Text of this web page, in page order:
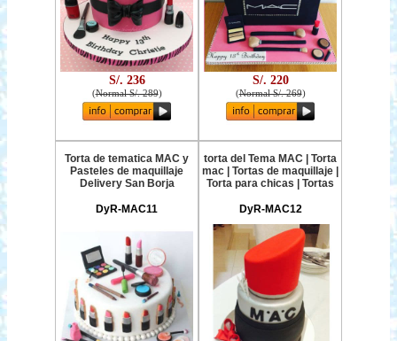
S/. 236
(Normal S/. 289)
S/. 220
(Normal S/. 269)
Torta de tematica MAC y
Pasteles de maquillaje
Delivery San Borja
DyR-MAC11
torta del Tema MAC | Torta
mac | Tortas de maquillaje |
Torta para chicas | Tortas
DyR-MAC12